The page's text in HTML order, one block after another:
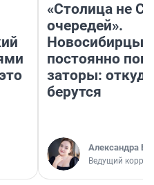
«Столица не
очередей».
Новосибирцы
постоянно
заторы:
берутся
Александра
Ведущий